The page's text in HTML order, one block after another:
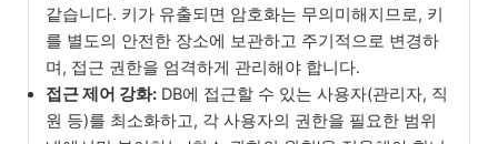
같습니다. 키가 유출되면 암호화는 무의미해지므로, 키
를 별도의 안전한 장소에 보관하고 주기적으로 변경하
며, 접근 권한을 엄격하게 관리해야 합니다.
접근 제어 강화: DB에 접근할 수 있는 사용자(관리자, 직
원 등)를 최소화하고, 각 사용자의 권한을 필요한 범위